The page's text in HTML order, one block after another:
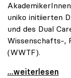
uniko initiierten
und des Dual
Wissenschafts-,
(WWTF).
uniko forciert
...weiterlesen